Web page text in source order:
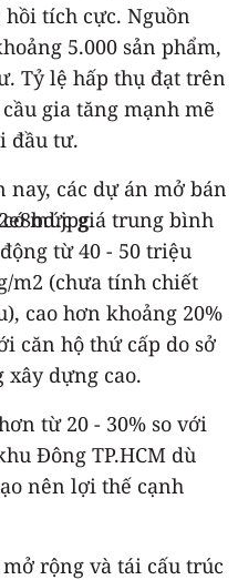
tích cực. Nguồn
5.000 sản phẩm,
Tỷ lệ hấp thụ đạt trên
gia tăng mạnh mẽ
đầu tư.
nay, các dự án mở bán
mức giá trung bình
từ 40 - 50 triệu
m2 (chưa tính chiết
cao hơn khoảng 20%
căn hộ thứ cấp do sở
dựng cao.
từ 20 - 30% so với
Đông TP.HCM dù
nên lợi thế cạnh
rộng và tái cấu trúc